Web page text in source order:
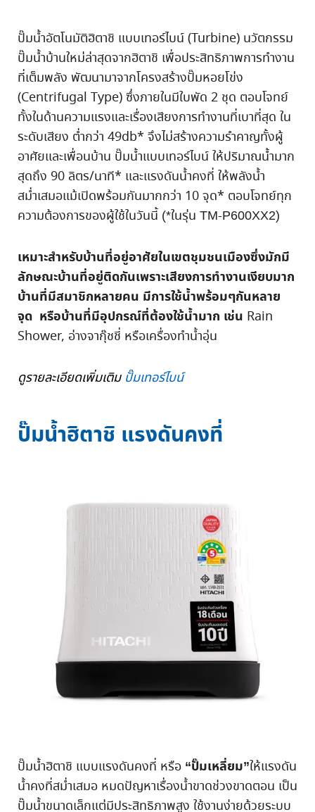
ปั๊มน้ำอัตโนมัติฮิตาชิ แบบเทอร์ไบน์(Turbine) นวัตกรรม
ปั๊มน้ำบ้านใหม่ล่าสุดจากฮิตาชิ เพื่อประสิทธิภาพการทำงาน
ที่เต็มพลัง พัฒนามาจากโครงสร้างปั๊มหอยโข่ง
(Centrifugal Type)ซึ่งภายในมีใบพัด 2 ชุด ตอบโจทย์
ทั้งในด้านความแรงและเรื่องเสียงการทำงานที่เบาที่สุด ใน
ระดับเสียง ต่ำกว่า 49db* จึงไม่สร้างความรำคาญทั้งผู้
อาศัยและเพื่อนบ้าน ปั๊มน้ำแบบเทอร์ไบน์ ให้ปริมาณน้ำมาก
สุดถึง 90ลิตร/นาที* และแรงดันน้ำคงที่ ให้พลังน้ำ
สม่ำเสมอแม้เปิดพร้อมกันมากกว่า 10จุด* ตอบโจทย์ทุก
ความต้องการของผู้ใช้ในวันนี้ (*ในรุ่น TM-P600XX2)
เหมาะสำหรับบ้านที่อยู่อาศัยในเขตชุมชนเมืองซึ่งมักมี
ลักษณะบ้านที่อยู่ติดกันเพราะเสียงการทำงานเงียบมาก
บ้านที่มีสมาชิกหลายคน มีการใช้น้ำพร้อมๆกันหลาย
จุด หรือบ้านที่มีอุปกรณ์ที่ต้องใช้น้ำมาก เช่น Rain
Shower, อ่างจากุ๊ชชี่ หรือเครื่องทำน้ำอุ่น
ดูรายละเอียดเพิ่มเติม ปั๊มเทอร์ไบน์
ปั๊มน้ำฮิตาชิ แรงดันคงที่
ปั๊มน้ำฮิตาชิ แบบแรงดันคงที่ หรือ “ปั๊มเหลี่ยม”ให้แรงดัน
น้ำคงที่สม่ำเสมอ หมดปัญหาเรื่องน้ำขาดช่วงขาดตอน เป็น
ปั๊มน้ำขนาดเล็กแต่มีประสิทธิภาพสูง ใช้งานง่ายด้วยระบบ